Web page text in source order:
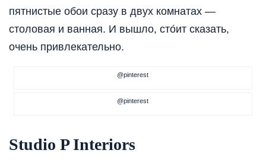
пятнистые обои сразу в двух комнатах —
столовая и ванная. И вышло, сто́ит сказать,
очень привлекательно.
@pinterest
@pinterest
Studio P Interiors